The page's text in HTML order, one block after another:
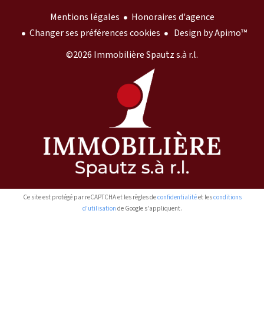
Mentions légales
Honoraires d'agence
Changer ses préférences cookies
Design byApimo™
©2026 Immobilière Spautz s.à r.l.
Ce site est protégé par reCAPTCHA et les règles deconfidentialitéet lesconditions
d'utilisation de Google s'appliquent.